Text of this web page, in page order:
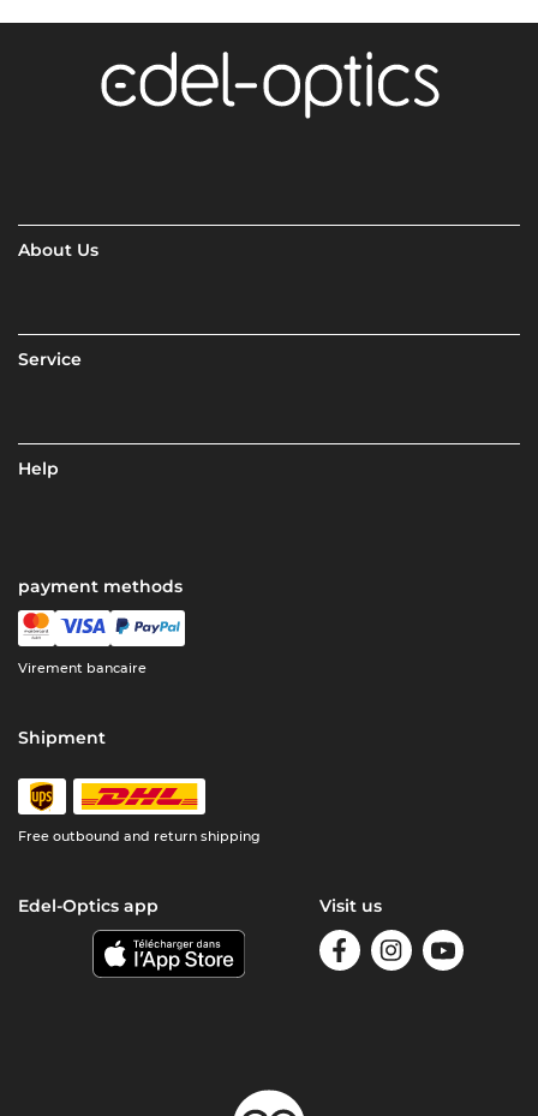
About Us
Service
Help
payment methods
Virement bancaire
Shipment
Free outbound and return shipping
Edel-Optics app Visit us